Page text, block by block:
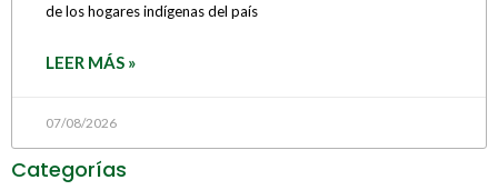
de los hogares indígenas del país
LEER MÁS »
07/08/2026
Categorías